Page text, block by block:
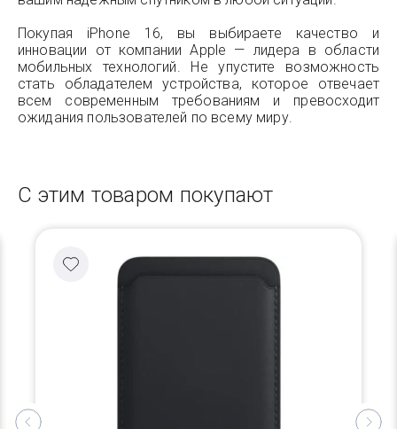
Покупая iPhone 16, вы выбираете качество и
инновации от компании Apple — лидера в области
мобильных технологий. Не упустите возможность
стать обладателем устройства, которое отвечает
всем современным требованиям и превосходит
ожидания пользователей по всему миру.
С этим товаром покупают